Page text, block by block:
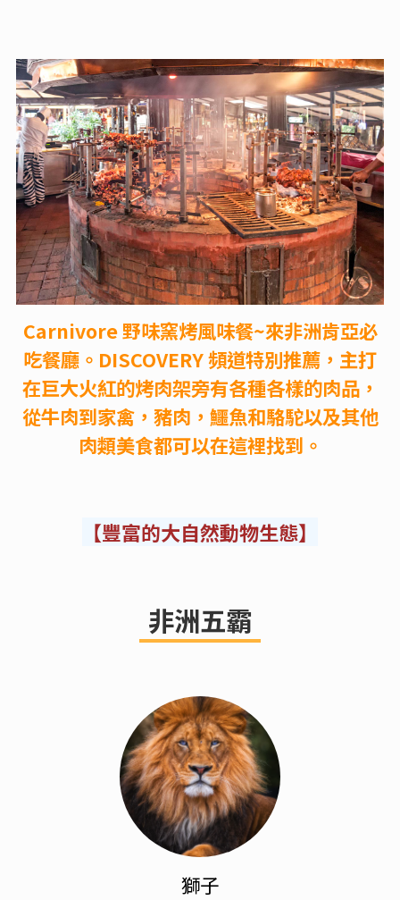
Carnivore 野味窯烤風味餐~來非洲肯亞必
吃餐廳。DISCOVERY 頻道特別推薦，主打
在巨大火紅的烤肉架旁有各種各樣的肉品，
從牛肉到家禽，豬肉，鱷魚和駱駝以及其他
肉類美食都可以在這裡找到。
【豐富的大自然動物生態】
非洲五霸
獅子